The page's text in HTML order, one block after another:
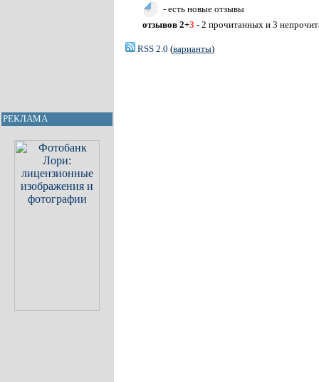
РЕКЛАМА
- есть новые отзывы
отзывов 2+3 - 2 прочитанных и 3
RSS 2.0 (варианты)